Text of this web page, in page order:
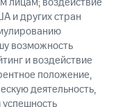
и других стран
возможность
и воздействие
положение,
деятельность,